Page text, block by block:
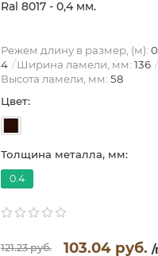
Ral 8017 - 0,4 мм.
Режем длину в размер, (м):
4
Ширина ламели, мм: 136
Высота ламели, мм: 58
Цвет:
Толщина металла, мм:
0.4
121.23 руб. 103.04 руб. /